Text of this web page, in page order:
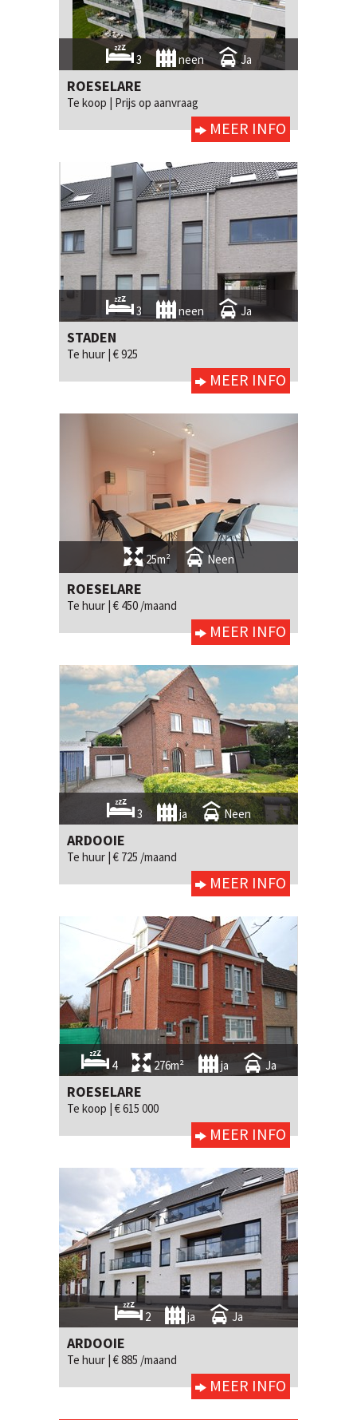
3 neen Ja
ROESELARE
Te koop | Prijs op aanvraag
MEER INFO
3 neen Ja
STADEN
Te huur | € 925
MEER INFO
25m² Neen
ROESELARE
Te huur | € 450 /maand
MEER INFO
3 ja Neen
ARDOOIE
Te huur | € 725 /maand
MEER INFO
4 276m² ja Ja
ROESELARE
Te koop | € 615 000
MEER INFO
2 ja Ja
ARDOOIE
Te huur | € 885 /maand
MEER INFO